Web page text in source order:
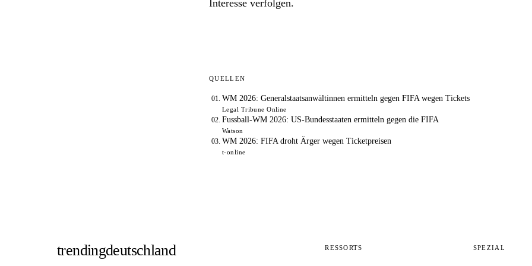
Interesse verfolgen.
QUELLEN
WM 2026: Generalstaatsanwältinnen ermitteln gegen FIFA wegen Tickets
Legal Tribune Online
Fussball-WM 2026: US-Bundesstaaten ermitteln gegen die FIFA
Watson
WM 2026: FIFA droht Ärger wegen Ticketpreisen
t-online
trendingdeutschland RESSORTS SPEZIAL